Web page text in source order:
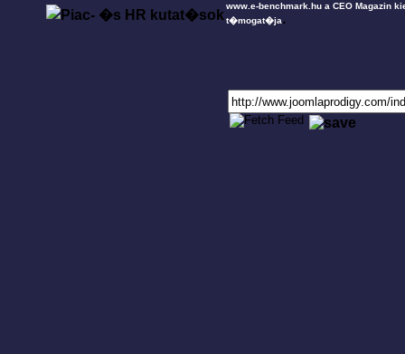
www.e-benchmark.hu a CEO Magazin
t�mogat�ja.